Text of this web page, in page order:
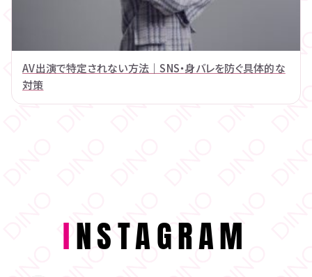
AV出演で特定されない方法｜SNS・身バレを防ぐ具体的な
対策
INSTAGRAM